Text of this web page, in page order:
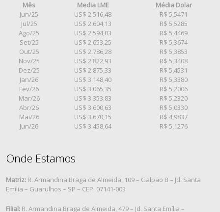
Mês Media LME
Média Dolar
Jun/25
US$ 2.516,48
R$ 5,5471
Jul/25
US$ 2.604,13
R$ 5,5285
Ago/25
US$ 2.594,03
R$ 5,4469
Set/25
US$ 2.653,25
R$ 5,3674
Out/25
US$ 2.786,28
R$ 5,3853
Nov/25
US$ 2.822,93
R$ 5,3408
Dez/25
US$ 2.875,33
R$ 5,4531
Jan/26
US$ 3.148,40
R$ 5,3380
Fev/26
US$ 3.065,35
R$ 5,2006
Mar/26
US$ 3.353,83
R$ 5,2320
Abr/26
US$ 3.600,63
R$ 5,0330
Mai/26
US$ 3.670,15
R$ 4,9837
Jun/26
US$ 3.458,64 R$ 5,1276
Onde Estamos
Matriz: R. Armandina Braga de Almeida, 109 – Galpão B – Jd. Santa
Emília – Guarulhos – SP – CEP: 07141-003
Filial: R. Armandina Braga de Almeida, 479 – Jd. Santa Emília –